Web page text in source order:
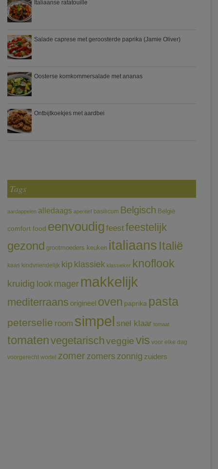
Italiaanse ratatouille
Salade caprese met geroosterde paprika (Jamie Oliver)
Oosterse komkommersalade met ananas
Ontbijtkoekjes met aardbei
Tags
aardappelen alledaags aperitief basilicum Belgisch België
comfort food eenvoudig feestfeestelijk
gezond grootmoeders keuken italiaans Italië
kaas kindvriendelijk kip klassiek klassieker knoflook
kruidig look mager makkelijk
mediterraans origineel oven paprika pasta
peterselie room simpel snel klaar tomaat
tomatenvegetarischveggievis voor elke dag
voorgerecht wortel zomerzomerszonnig zuiders